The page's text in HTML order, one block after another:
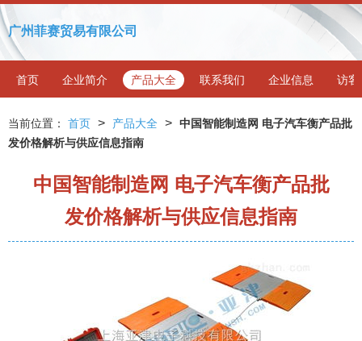
广州菲赛贸易有限公司
首页 企业简介 产品大全 联系我们 企业信息 访客
当前位置： 首页 > 产品大全 > 中国智能制造网 电子汽车衡产品批
发价格解析与供应信息指南
中国智能制造网 电子汽车衡产品批
发价格解析与供应信息指南